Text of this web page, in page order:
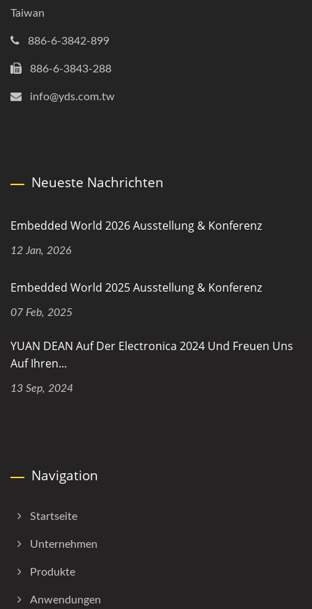
Taiwan
886-6-3842-899
886-6-3843-288
info@yds.com.tw
Neueste Nachrichten
Embedded World 2026 Ausstellung & Konferenz
12 Jan, 2026
Embedded World 2025 Ausstellung & Konferenz
07 Feb, 2025
YUAN DEAN Auf Der Electronica 2024 Und Freuen Uns
Auf Ihren...
13 Sep, 2024
Navigation
Startseite
Unternehmen
Produkte
Anwendungen